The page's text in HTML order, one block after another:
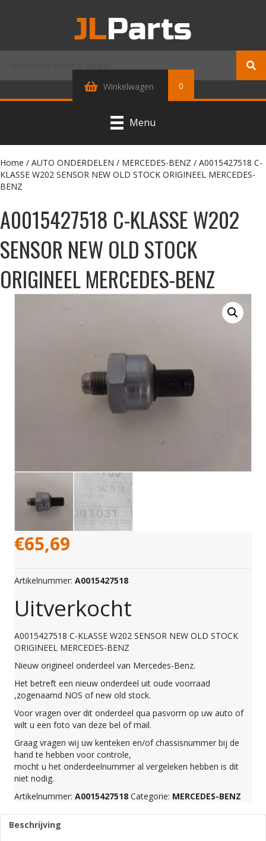
Winkelwagen 0
Menu
Home / AUTO ONDERDELEN / MERCEDES-BENZ / A0015427518 C-
KLASSE W202 SENSOR NEW OLD STOCK ORIGINEEL MERCEDES-
BENZ
A0015427518 C-KLASSE W202
SENSOR NEW OLD STOCK
ORIGINEEL MERCEDES-BENZ
€65,69
Artikelnummer: A0015427518
Uitverkocht
A0015427518 C-KLASSE W202 SENSOR NEW OLD STOCK
ORIGINEEL MERCEDES-BENZ
Nieuw origineel onderdeel van Mercedes-Benz.
Het betreft een nieuw onderdeel uit oude voorraad
,zogenaamd NOS of new old stock.
Voor vragen over dit onderdeel qua pasvorm op uw auto of
wilt u een foto van deze bel of mail.
Graag vragen wij uw kenteken en/of chassisnummer bij de
hand te hebben voor controle,
mocht u het onderdeelnummer al vergeleken hebben is dit
niet nodig.
Artikelnummer: A0015427518 Categorie: MERCEDES-BENZ
Beschrijving